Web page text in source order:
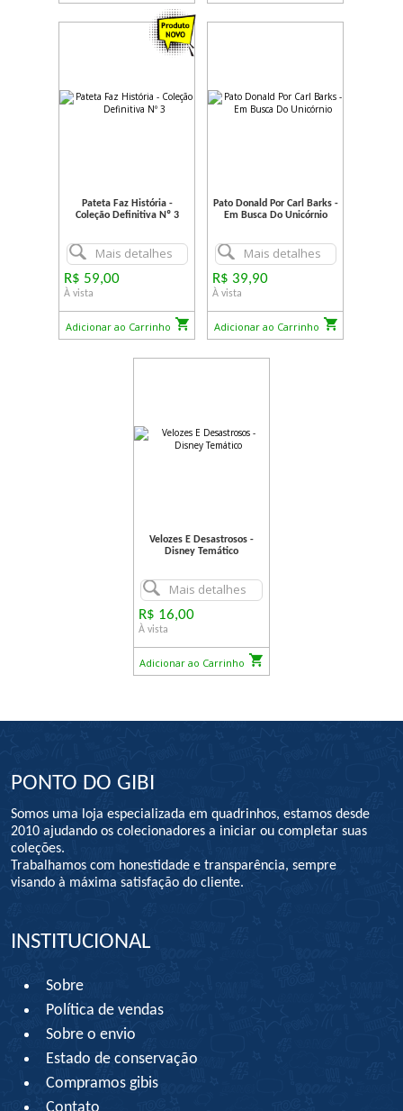
Pateta Faz História -
Coleção Definitiva Nº 3
Mais detalhes
R$ 59,00
À vista
Adicionar ao Carrinho
Pato Donald Por Carl Barks -
Em Busca Do Unicórnio
Mais detalhes
R$ 39,90
À vista
Adicionar ao Carrinho
Velozes E Desastrosos -
Disney Temático
Mais detalhes
R$ 16,00
À vista
Adicionar ao Carrinho
PONTO DO GIBI
Somos uma loja especializada em quadrinhos, estamos desde
2010 ajudando os colecionadores a iniciar ou completar suas
coleções.
Trabalhamos com honestidade e transparência, sempre
visando à máxima satisfação do cliente.
INSTITUCIONAL
Sobre
Política de vendas
Sobre o envio
Estado de conservação
Compramos gibis